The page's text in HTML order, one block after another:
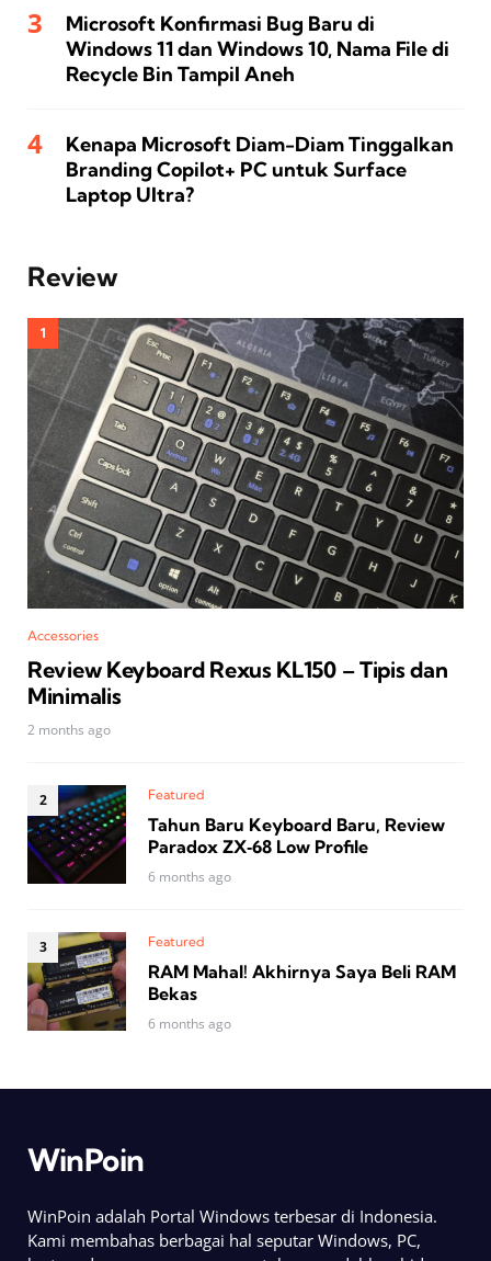
Microsoft Konfirmasi Bug Baru di
Windows 11 dan Windows 10, Nama File di
Recycle Bin Tampil Aneh
Kenapa Microsoft Diam-Diam Tinggalkan
Branding Copilot+ PC untuk Surface
Laptop Ultra?
Review
Accessories
Review Keyboard Rexus KL150 – Tipis dan
Minimalis
2 months ago
Featured
Tahun Baru Keyboard Baru, Review
Paradox ZX‑68 Low Profile
6 months ago
Featured
RAM Mahal! Akhirnya Saya Beli RAM
Bekas
6 months ago
WinPoin
WinPoin adalah Portal Windows terbesar di Indonesia.
Kami membahas berbagai hal seputar Windows, PC,